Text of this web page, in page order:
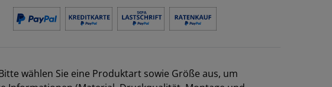
wählen Sie eine Produktart sowie Größe aus, um